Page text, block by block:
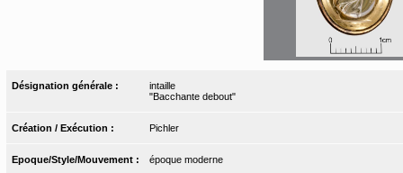
Désignation générale :
intaille
"Bacchante debout"
Création / Exécution : Pichler
Epoque/Style/Mouvement : époque moderne